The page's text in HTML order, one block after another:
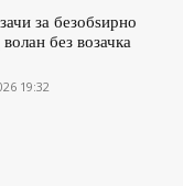
за безобѕирно
без возачка
19:32